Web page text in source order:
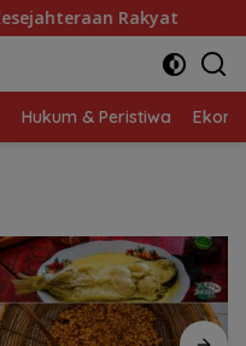
Baru 10 Persen,
Hukum & Peristiwa